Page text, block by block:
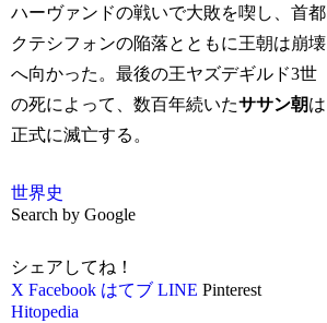
ハーヴァンドの戦いで大敗を喫し、首都
クテシフォンの陥落とともに王朝は崩壊
へ向かった。最後の王ヤズデギルド3世
の死によって、数百年続いたササン朝は
正式に滅亡する。
世界史
Search by Google
シェアしてね！
X Facebook はてブ LINE Pinterest
Hitopedia